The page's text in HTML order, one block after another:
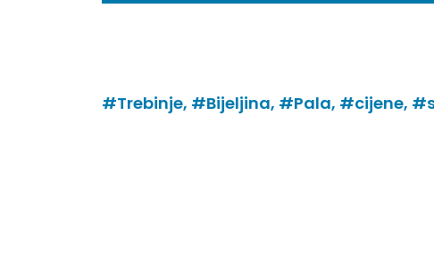
#Trebinje, #Bijeljina, #Pala, #cijene,